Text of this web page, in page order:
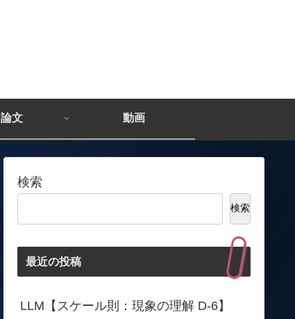
論文 動画
検索
検索
最近の投稿
LLM【スケール則：現象の理解 D-6】